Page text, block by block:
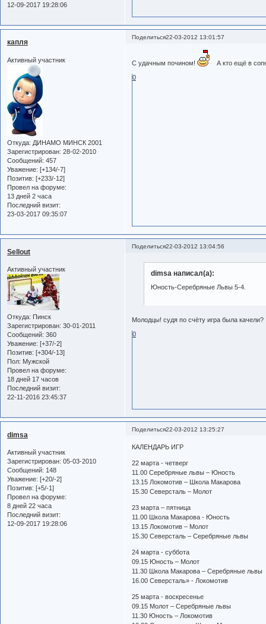
12-09-2017 19:28:06
Поделиться22-03-2012 13:01:57
капля
Активный участник
Откуда: ДИНАМО МИНСК 2001
Зарегистрирован: 28-02-2010
Сообщений: 457
Уважение: [+134/-7]
Позитив: [+233/-12]
Провел на форуме:
13 дней 2 часа
Последний визит:
23-03-2017 09:35:07
С удачным почином!
А кто ещё в
0
Поделиться22-03-2012 13:04:56
Sellout
Активный участник
Откуда: Пинск
Зарегистрирован: 30-01-2011
Сообщений: 360
Уважение: [+37/-2]
Позитив: [+304/-13]
Пол: Мужской
Провел на форуме:
18 дней 17 часов
Последний визит:
22-11-2016 23:45:37
dimsa написал(а):
Юность-Серебряные Львы 5-4.
Молодцы! судя по счёту игра была качели?
0
Поделиться22-03-2012 13:25:27
dimsa
Активный участник
Зарегистрирован: 05-03-2010
Сообщений: 148
Уважение: [+20/-2]
Позитив: [+5/-1]
Провел на форуме:
8 дней 22 часа
Последний визит:
12-09-2017 19:28:06
КАЛЕНДАРЬ ИГР
22 марта - четверг
11.00 Серебряные львы – Юность
13.15 Локомотив – Школа Макарова
15.30 Северсталь – Молот
23 марта – пятница
11.00 Школа Макарова - Юность
13.15 Локомотив – Молот
15.30 Северсталь – Серебряные львы
24 марта - суббота
09.15 Юность – Молот
11.30 Школа Макарова – Серебряные львы
16.00 Северсталь» - Локомотив
25 марта - воскресенье
09.15 Молот – Серебряные львы
11.30 Юность – Локомотив